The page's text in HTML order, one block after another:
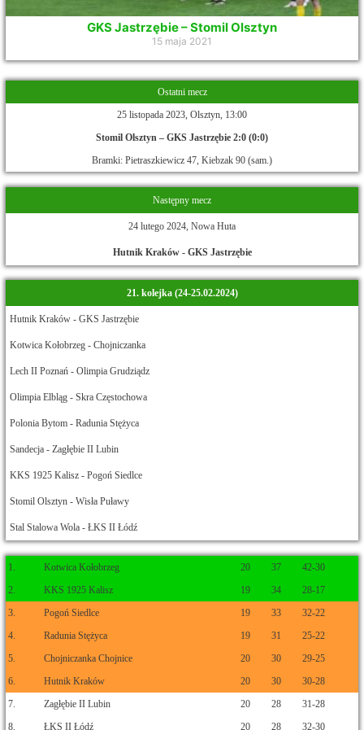
GKS Jastrzębie – Stomil Olsztyn
15 maja 2021
Ostatni mecz
25 listopada 2023, Olsztyn, 13:00
Stomil Olsztyn – GKS Jastrzębie 2:0 (0:0)
Bramki: Pietraszkiewicz 47, Kiebzak 90 (sam.)
Następny mecz
24 lutego 2024, Nowa Huta
Hutnik Kraków - GKS Jastrzębie
21. kolejka (24-25.02.2024)
Hutnik Kraków - GKS Jastrzębie
Kotwica Kołobrzeg - Chojniczanka
Lech II Poznań - Olimpia Grudziądz
Olimpia Elbląg - Skra Częstochowa
Polonia Bytom - Radunia Stężyca
Sandecja - Zagłębie II Lubin
KKS 1925 Kalisz - Pogoń Siedlce
Stomil Olsztyn - Wisła Puławy
Stal Stalowa Wola - ŁKS II Łódź
1. Kotwica Kołobrzeg 20 37
42-30
2.
KKS 1925 Kalisz 19 34
28-17
3.
Pogoń Siedlce 19 33
32-22
4.
Radunia Stężyca 19 31
25-22
5.
Chojniczanka Chojnice 20 30
29-25
6.
Hutnik Kraków 20 30
30-28
7.
Zagłębie II Lubin 20 28
31-28
8.
ŁKS II Łódź 20 28 32-30